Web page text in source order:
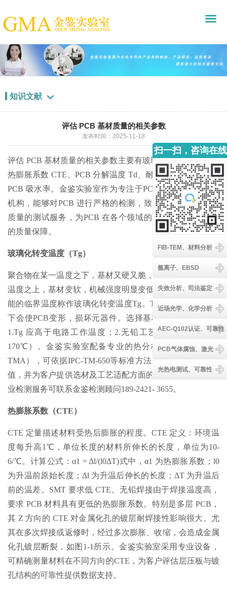
知识文献 
评估 PCB 基材质量的相关参数
发布时间：2025-11-18
评估 PCB 基材质量的相关参数主要有玻璃化转变温度 Tg，
热膨胀系数 CTE、PCB 分解温度 Td、耐热性、电气性能、
PCB 吸水率。金鉴实验室作为专注于PCB 产业的科研检测
机构，能够对PCB 进行严格的检测，致力于为客户提供高
质量的测试服务，为PCB 在各个领域的可靠应用提供坚实
的质量保障。
玻璃化转变温度（Tg）
聚合物在某一温度之下，基材又硬又脆，称玻璃态：在这个
温度之上，基材变软，机械强度明显变低。这种决定材料性
能的临界温度称作玻璃化转变温度Tg。Tg 温度过低，高温
下会使PCB变形，损坏元器件。选择基板材料一般要求：
1.Tg 应高于电路工作温度；2.无铅工艺要求高Tg（Tg ≥
170℃）。金鉴实验室配备专业的热分析设备（如DSC、
TMA），可依据IPC-TM-650等标准方法准确测定材料的Tg
值，并为客户提供选材及工艺适配方面的技术建议。如需专
业检测服务可联系金鉴检测顾问189-2421- 3655。
热膨胀系数（CTE）
CTE 定量描述材料受热后膨胀的程度。CTE 定义：环境温
度每升高1℃，单位长度的材料所伸长的长度，单位为10-
6/℃。计算公式：α1 = Δl/(l0ΔT)式中，α1 为热膨胀系数；l0
为升温前原始长度；Δl 为升温后伸长的长度；ΔT 为升温后
前的温差。SMT 要求低 CTE。无铅焊接由于焊接温度高，
要求 PCB 材料具有更低的热膨胀系数。特别是多层 PCB，
其 Z 方向的 CTE 对金属化孔的镀层耐焊接性影响很大。尤
其在多次焊接或返修时，经过多次膨胀、收缩，会造成金属
化孔镀层断裂，如图1-1所示。金鉴实验室采用专业设备，
可精确测量材料在不同方向的CTE，为客户评估层压板与镀
孔结构的可靠性提供数据支持。
扫一扫，咨询在线
客服
FIB-TEM、材料分析
氩离子、EBSD
失效分析、司法鉴定
近场光学、化学分析
AEC-Q102认证、可靠性
PCB气体腐蚀、激光
光热电测试、可靠性